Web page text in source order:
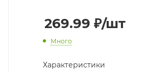
269.99 ₽/шт
Много
Характеристики